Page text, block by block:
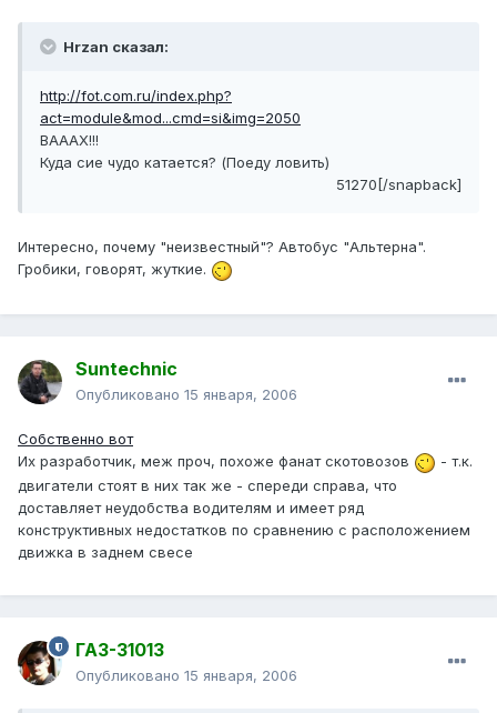
Hrzan сказал:
http://fot.com.ru/index.php?
act=module&mod...cmd=si&img=2050
ВАААХ!!!
Куда сие чудо катается? (Поеду ловить)
51270[/snapback]
Интересно, почему "неизвестный"? Автобус "Альтерна".
Гробики, говорят, жуткие.
Suntechnic
Опубликовано 15 января, 2006
Собственно вот
Их разработчик, меж проч, похоже фанат скотовозов
- т.к.
двигатели стоят в них так же - спереди справа, что
доставляет неудобства водителям и имеет ряд
конструктивных недостатков по сравнению с расположением
движка в заднем свесе
ГАЗ-31013
Опубликовано 15 января, 2006